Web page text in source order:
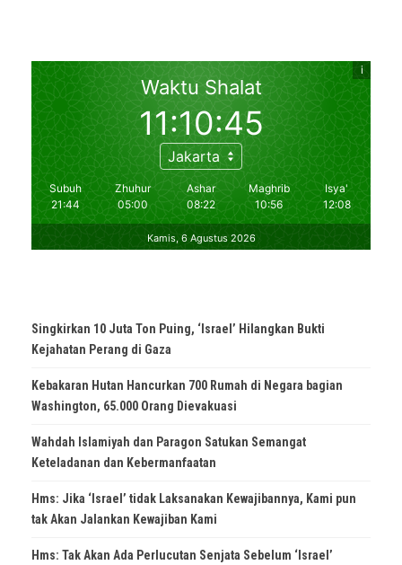
Singkirkan 10 Juta Ton Puing, ‘Israel’ Hilangkan Bukti
Kejahatan Perang di Gaza
Kebakaran Hutan Hancurkan 700 Rumah di Negara bagian
Washington, 65.000 Orang Dievakuasi
Wahdah Islamiyah dan Paragon Satukan Semangat
Keteladanan dan Kebermanfaatan
Hms: Jika ‘Israel’ tidak Laksanakan Kewajibannya, Kami pun
tak Akan Jalankan Kewajiban Kami
Hms: Tak Akan Ada Perlucutan Senjata Sebelum ‘Israel’